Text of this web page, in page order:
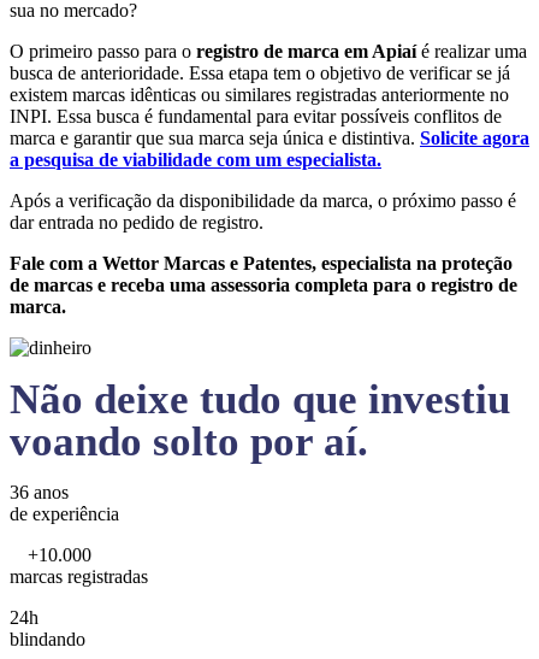
sua no mercado?
O primeiro passo para o registro de marca em Apiaíé realizar uma
busca de anterioridade. Essa etapa tem o objetivo de verificar se já
existem marcas idênticas ou similares registradas anteriormente no
INPI. Essa busca é fundamental para evitar possíveis conflitos de
marca e garantir que sua marca seja única e distintiva. Solicite agora
a pesquisa de viabilidade com um especialista.
Após a verificação da disponibilidade da marca, o próximo passo é
dar entrada no pedido de registro.
Fale com a Wettor Marcas e Patentes, especialista na proteção
de marcas e receba uma assessoria completa para o registro de
marca.
Não deixe tudo que investiu
voando solto por aí.
36 anos
de experiência
+10.000
marcas registradas
24h
blindando